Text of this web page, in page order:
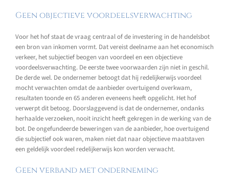
Geen objectieve voordeelsverwachting
Voor het hof staat de vraag centraal of de investering in de handelsbot
een bron van inkomen vormt. Dat vereist deelname aan het economisch
verkeer, het subjectief beogen van voordeel en een objectieve
voordeelsverwachting. De eerste twee voorwaarden zijn niet in geschil.
De derde wel. De ondernemer betoogt dat hij redelijkerwijs voordeel
mocht verwachten omdat de aanbieder overtuigend overkwam,
resultaten toonde en 65 anderen eveneens heeft opgelicht. Het hof
verwerpt dit betoog. Doorslaggevend is dat de ondernemer, ondanks
herhaalde verzoeken, nooit inzicht heeft gekregen in de werking van de
bot. De ongefundeerde beweringen van de aanbieder, hoe overtuigend
die subjectief ook waren, maken niet dat naar objectieve maatstaven
een geldelijk voordeel redelijkerwijs kon worden verwacht.
Geen verband met onderneming